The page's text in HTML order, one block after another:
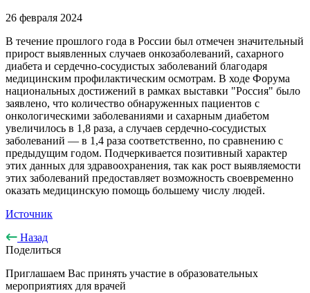
26 февраля 2024
В течение прошлого года в России был отмечен значительный
прирост выявленных случаев онкозаболеваний, сахарного
диабета и сердечно-сосудистых заболеваний благодаря
медицинским профилактическим осмотрам. В ходе Форума
национальных достижений в рамках выставки "Россия" было
заявлено, что количество обнаруженных пациентов с
онкологическими заболеваниями и сахарным диабетом
увеличилось в 1,8 раза, а случаев сердечно-сосудистых
заболеваний — в 1,4 раза соответственно, по сравнению с
предыдущим годом. Подчеркивается позитивный характер
этих данных для здравоохранения, так как рост выявляемости
этих заболеваний предоставляет возможность своевременно
оказать медицинскую помощь большему числу людей.
Источник
Назад
Поделиться
Приглашаем Вас принять участие в образовательных
мероприятиях для врачей